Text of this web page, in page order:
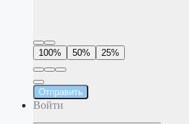
100% 50% 25%
Отправить
Войти